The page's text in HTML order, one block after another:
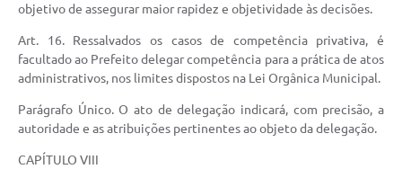
objetivo de assegurar maior rapidez e objetividade às decisões.
Art. 16. Ressalvados os casos de competência privativa, é
facultado ao Prefeito delegar competência para a prática de atos
administrativos, nos limites dispostos na Lei Orgânica Municipal.
Parágrafo Único. O ato de delegação indicará, com precisão, a
autoridade e as atribuições pertinentes ao objeto da delegação.
CAPÍTULO VIII